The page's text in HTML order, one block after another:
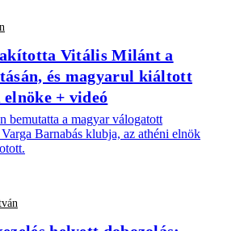
Vitális Milánt a
és magyarul kiáltott
+ videó
bemutatta a magyar válogatott
Barnabás klubja, az athéni elnök